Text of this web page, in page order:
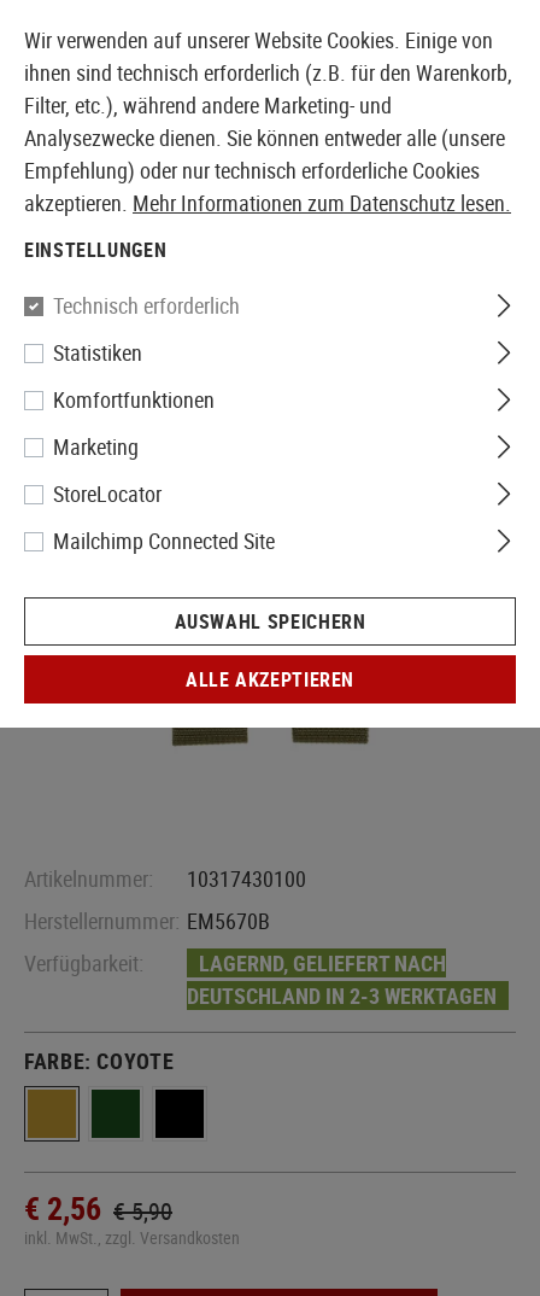
EUROPÄISCHER AIRSOFT SHOP & GROßHÄNDLER
Emerson
MICH Goggle Sling
Artikelnummer:
10317430100
Herstellernummer: EM5670B
Verfügbarkeit:
LAGERND, GELIEFERT NACH
DEUTSCHLAND IN 2-3 WERKTAGEN
FARBE: COYOTE
€ 2,56 € 5,90
inkl. MwSt., zzgl. Versandkosten
Wir verwenden auf unserer Website Cookies. Einige von
ihnen sind technisch erforderlich (z.B. für den Warenkorb,
Filter, etc.), während andere Marketing- und
Analysezwecke dienen. Sie können entweder alle (unsere
Empfehlung) oder nur technisch erforderliche Cookies
akzeptieren. Mehr Informationen zum Datenschutz lesen.
EINSTELLUNGEN
Technisch erforderlich
Statistiken
Komfortfunktionen
Marketing
StoreLocator
Mailchimp Connected Site
AUSWAHL SPEICHERN
ALLE AKZEPTIEREN